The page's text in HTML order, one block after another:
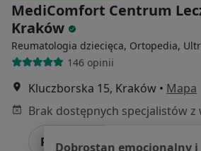
MediComfort Centrum
Kraków
Reumatologia dziecięca, Ortopedia,
146 opinii
Kluczborska 15, Kraków • Mapa
Pokaż profil
Dobrostan emocjonalny i